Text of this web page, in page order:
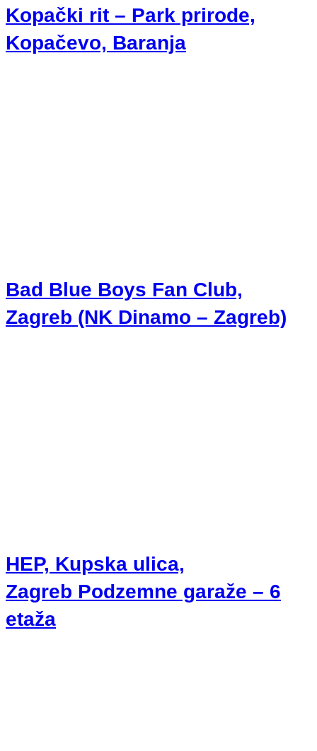
Kopački rit – Park prirode,
Kopačevo, Baranja
Bad Blue Boys Fan Club,
Zagreb (NK Dinamo – Zagreb)
HEP, Kupska ulica,
Zagreb Podzemne garaže – 6
etaža